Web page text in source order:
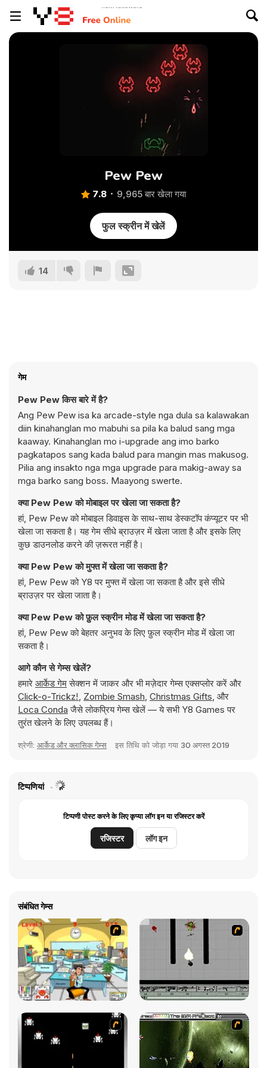
Pew Pew
7.8 9,965 बार खेला गया
फुल स्क्रीन में खेलें
14
गेम
Pew Pew किस बारे में है?
Ang Pew Pew isa ka arcade-style nga dula sa kalawakan
diin kinahanglan mo mabuhi sa pila ka balud sang mga
kaaway. Kinahanglan mo i-upgrade ang imo barko
pagkatapos sang kada balud para mangin mas makusog.
Pilia ang insakto nga mga upgrade para makig-away sa
mga barko sang boss. Maayong swerte.
क्या Pew Pew को मोबाइल पर खेला जा सकता है?
हां, Pew Pew को मोबाइल डिवाइस के साथ-साथ डेस्कटॉप कंप्यूटर पर भी
खेला जा सकता है। यह गेम सीधे ब्राउज़र में खेला जाता है और इसके लिए
कुछ डाउनलोड करने की ज़रूरत नहीं है।
क्या Pew Pew को मुफ्त में खेला जा सकता है?
हां, Pew Pew को Y8 पर मुफ्त में खेला जा सकता है और इसे सीधे
ब्राउज़र पर खेला जाता है।
क्या Pew Pew को फ़ुल स्क्रीन मोड में खेला जा सकता है?
हां, Pew Pew को बेहतर अनुभव के लिए फ़ुल स्क्रीन मोड में खेला जा
सकता है।
आगे कौन से गेम्स खेलें?
हमारे आर्केड गेमसेक्शन में जाकर और भी मज़ेदार गेम्स एक्सप्लोर करें और
Click-o-Trickz!, Zombie Smash, Christmas Gifts, और
Loca Conda जैसे लोकप्रिय गेम्स खेलें — ये सभी Y8 Games पर
तुरंत खेलने के लिए उपलब्ध हैं।
श्रेणी: आर्केड और क्लासिक गेम्स इस तिथि को जोड़ा गया 30 अगस्त 2019
टिप्पणियां
टिप्पणी पोस्ट करने के लिए कृप्या लॉग इन या रजिस्टर करें
रजिस्टर लॉग इन
संबंधित गेम्स